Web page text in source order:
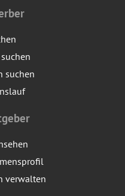
suchen
verwalten